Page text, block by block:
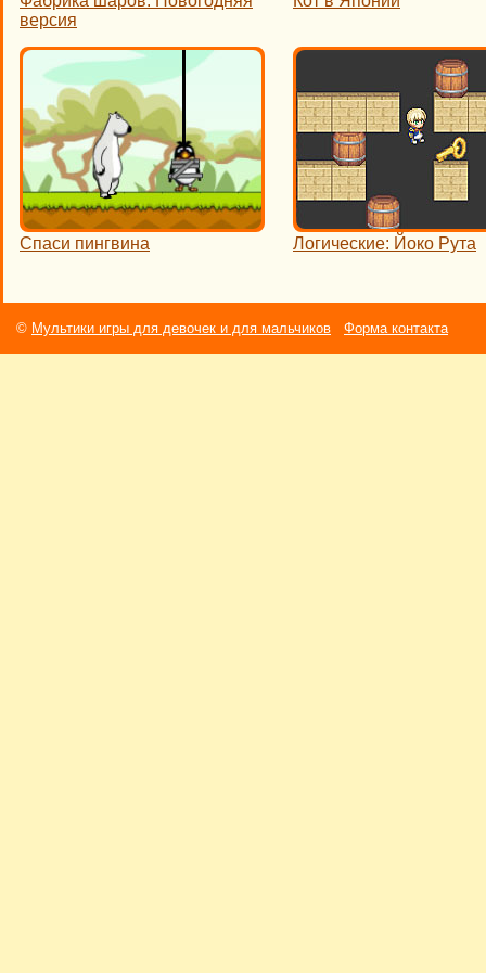
версия
Спаси пингвина Логические: Йоко Рута
© Мультики игры для девочек и для мальчиков Форма контакта